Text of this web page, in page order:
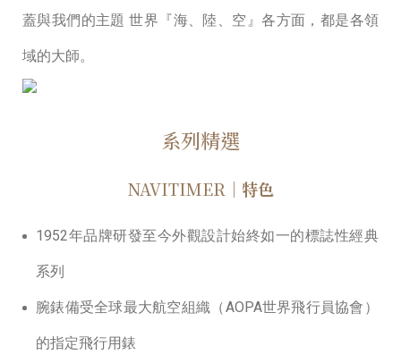
蓋與我們的主題 世界『海、陸、空』各⽅⾯，都是各領
域的⼤師。
系列精選
NAVITIMER｜特色
1952年品牌研發⾄今外觀設計始終如⼀的標誌性經典
系列
腕錶備受全球最⼤航空組織（AOPA世界⾶⾏員協會）
的指定⾶⾏⽤錶